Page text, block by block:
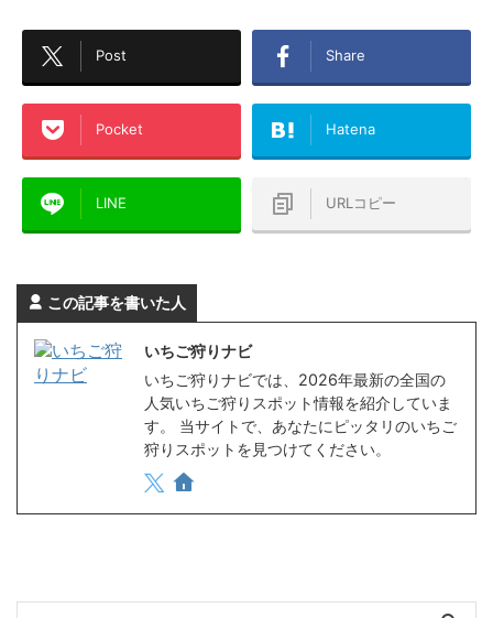
Post Share
Pocket Hatena
LINE URLコピー
この記事を書いた人
いちご狩りナビ
いちご狩りナビでは、2026年最新の全国の
人気いちご狩りスポット情報を紹介していま
す。 当サイトで、あなたにピッタリのいちご
狩りスポットを見つけてください。